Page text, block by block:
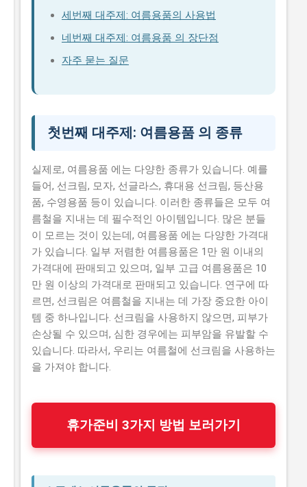
세번째 대주제: 여름용품의 사용법
네번째 대주제: 여름용품 의 장단점
자주 묻는 질문
첫번째 대주제: 여름용품 의 종류
실제로, 여름용품 에는 다양한 종류가 있습니다. 예를
들어, 선크림, 모자, 선글라스, 휴대용 선크림, 등산용
품, 수영용품 등이 있습니다. 이러한 종류들은 모두 여
름철을 지내는 데 필수적인 아이템입니다. 많은 분들
이 모르는 것이 있는데, 여름용품 에는 다양한 가격대
가 있습니다. 일부 저렴한 여름용품은 1만 원 이내의
가격대에 판매되고 있으며, 일부 고급 여름용품은 10
만 원 이상의 가격대로 판매되고 있습니다. 연구에 따
르면, 선크림은 여름철을 지내는 데 가장 중요한 아이
템 중 하나입니다. 선크림을 사용하지 않으면, 피부가
손상될 수 있으며, 심한 경우에는 피부암을 유발할 수
있습니다. 따라서, 우리는 여름철에 선크림을 사용하는
을 가져야 합니다.
휴가준비 3가지 방법 보러가기